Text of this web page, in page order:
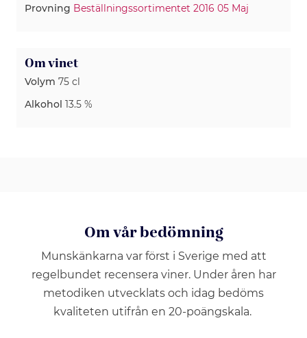
Provning Beställningssortimentet 2016 05 Maj
Om vinet
Volym 75 cl
Alkohol 13.5 %
Om vår bedömning
Munskänkarna var först i Sverige med att
regelbundet recensera viner. Under åren har
metodiken utvecklats och idag bedöms
kvaliteten utifrån en 20-poängskala.